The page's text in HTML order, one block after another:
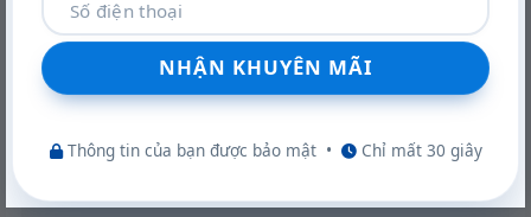
Thông tin của bạn được bảo mật • Chỉ mất 30 giây